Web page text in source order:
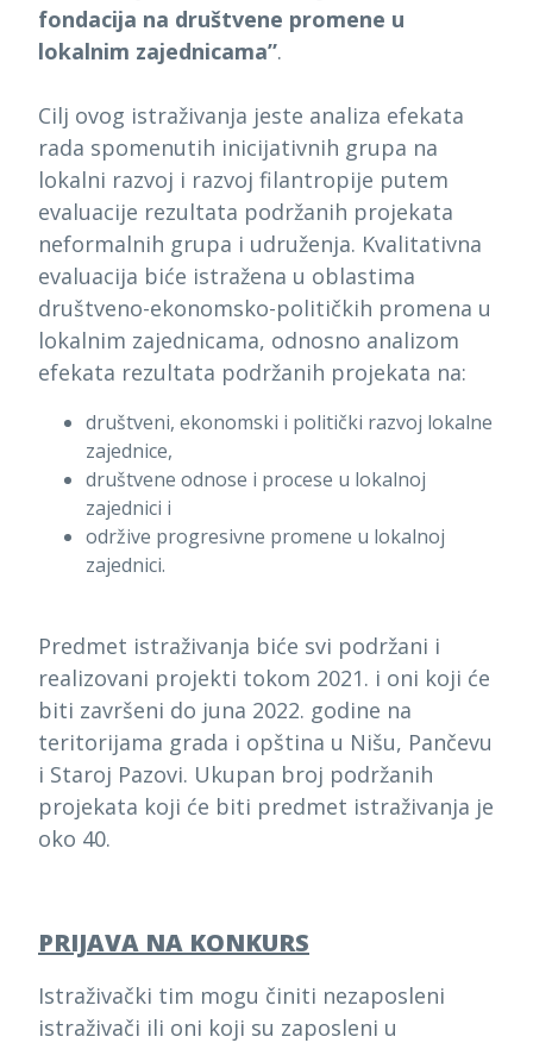
fondacija na društvene promene u
lokalnim zajednicama”.
Cilj ovog istraživanja jeste analiza efekata
rada spomenutih inicijativnih grupa na
lokalni razvoj i razvoj filantropije putem
evaluacije rezultata podržanih projekata
neformalnih grupa i udruženja. Kvalitativna
evaluacija biće istražena u oblastima
društveno-ekonomsko-političkih promena u
lokalnim zajednicama, odnosno analizom
efekata rezultata podržanih projekata na:
društveni, ekonomski i politički razvoj lokalne
zajednice,
društvene odnose i procese u lokalnoj
zajednici i
održive progresivne promene u lokalnoj
zajednici.
Predmet istraživanja biće svi podržani i
realizovani projekti tokom 2021. i oni koji će
biti završeni do juna 2022. godine na
teritorijama grada i opština u Nišu, Pančevu
i Staroj Pazovi. Ukupan broj podržanih
projekata koji će biti predmet istraživanja je
oko 40.
PRIJAVA NA KONKURS
Istraživački tim mogu činiti nezaposleni
istraživači ili oni koji su zaposleni u